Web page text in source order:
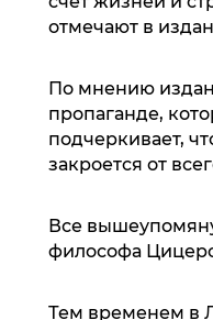
отмечают в
По мнению
пропаганде,
подчеркивает,
закроется от
Все
философа
Тем временем в